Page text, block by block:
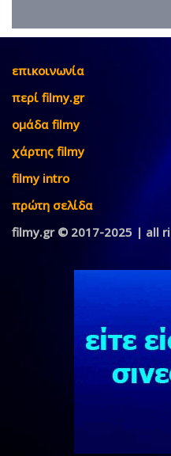
επικοινωνία
περί filmy.gr
ομάδα filmy
χάρτης filmy
filmy intro
πρώτη σελίδα
filmy.gr © 2017-2025 | all